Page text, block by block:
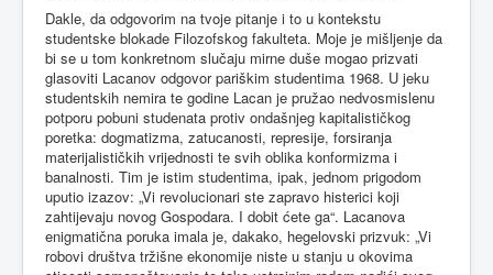
Dakle, da odgovorim na tvoje pitanje i to u kontekstu
studentske blokade Filozofskog fakulteta. Moje je mišljenje da
bi se u tom konkretnom slučaju mirne duše mogao prizvati
glasoviti Lacanov odgovor pariškim studentima 1968. U jeku
studentskih nemira te godine Lacan je pružao nedvosmislenu
potporu pobuni studenata protiv ondašnjeg kapitalističkog
poretka: dogmatizma, zatucanosti, represije, forsiranja
materijalističkih vrijednosti te svih oblika konformizma i
banalnosti. Tim je istim studentima, ipak, jednom prigodom
uputio izazov: „Vi revolucionari ste zapravo histerici koji
zahtijevaju novog Gospodara. I dobit ćete ga“. Lacanova
enigmatična poruka imala je, dakako, hegelovski prizvuk: „Vi
robovi društva tržišne ekonomije niste u stanju u okovima